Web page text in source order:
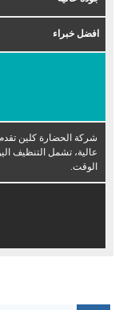
افضل خبراء
شركة الحضارة كلين
عالية، تشمل التنظيف
الوقت.